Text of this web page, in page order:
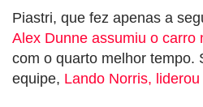
Piastri, que fez apenas a
Alex Dunne assumiu o carro
com o quarto melhor tempo.
equipe, Lando Norris,